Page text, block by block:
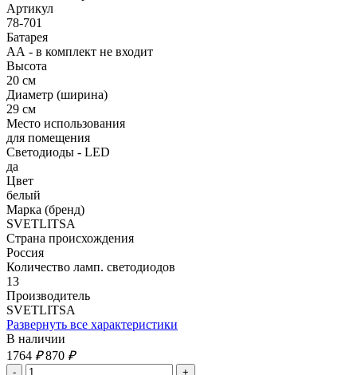
Артикул
78-701
Батарея
АА - в комплект не входит
Высота
20 см
Диаметр (ширина)
29 см
Место использования
для помещения
Светодиоды - LED
да
Цвет
белый
Марка (бренд)
SVETLITSA
Страна происхождения
Россия
Количество ламп. светодиодов
13
Производитель
SVETLITSA
Развернуть все характеристики
В наличии
1764 ₽ 870 ₽